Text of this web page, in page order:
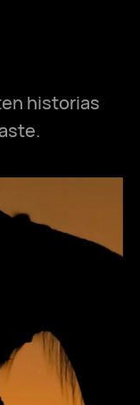
historias